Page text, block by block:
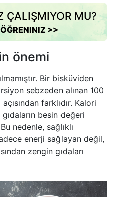
ÇALIŞMIYOR MU?
>>
önemi
Bir bisküviden
sebzeden alınan 100
farklıdır. Kalori
besin değeri
nedenle, sağlıklı
enerji sağlayan değil,
zengin gıdaları